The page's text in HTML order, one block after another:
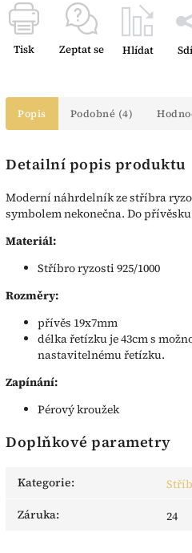
Tisk Zeptat se Hlídat
Popis Podobné (4)
Detailní popis produktu
Moderní náhrdelník ze stříbra
symbolem nekonečna. Do
Materiál:
Stříbro ryzosti 925/1000
Rozměry:
přívěs 19x7mm
délka řetízku je 43cm s
nastavitelnému řetízku.
Zapínání:
Pérový kroužek
Doplňkové parametry
Kategorie:
Záruka: 24